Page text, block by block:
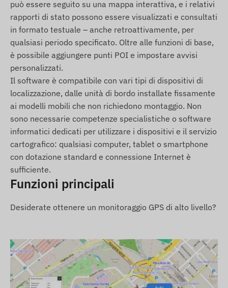
Localizzatore GPS magnetico Ningmore NT19A-
E 4G LTE
Cavo di ricarica USB
Guida all'installazione
Condizioni d'uso
Per il normale funzionamento del dispositivo è
necessaria una connessione attiva con i sistemi
satellitari di posizionamento e con la rete degli
operatori mobili. Questi garantiscono la raccolta e
la trasmissione dei dati al telefono dell'utente o al
sistema centrale. Il dispositivo comunica tramite
la rete degli operatori mobili utilizzando la scheda
SIM (sostituibile) inserita al suo interno.
Regione Operativa
2G GSM:
Europa, Asia, Africa, Australia
Opzioni di acquisto
può essere seguito su una mappa interattiva, e i relativi
rapporti di stato possono essere visualizzati e consultati
in formato testuale – anche retroattivamente, per
qualsiasi periodo specificato. Oltre alle funzioni di base,
è possibile aggiungere punti POI e impostare avvisi
personalizzati.
Il software è compatibile con vari tipi di dispositivi di
localizzazione, dalle unità di bordo installate fissamente
ai modelli mobili che non richiedono montaggio. Non
sono necessarie competenze specialistiche o software
informatici dedicati per utilizzare i dispositivi e il servizio
cartografico: qualsiasi computer, tablet o smartphone
con dotazione standard e connessione Internet è
sufficiente.
Funzioni principali
Desiderate ottenere un monitoraggio GPS di alto livello?